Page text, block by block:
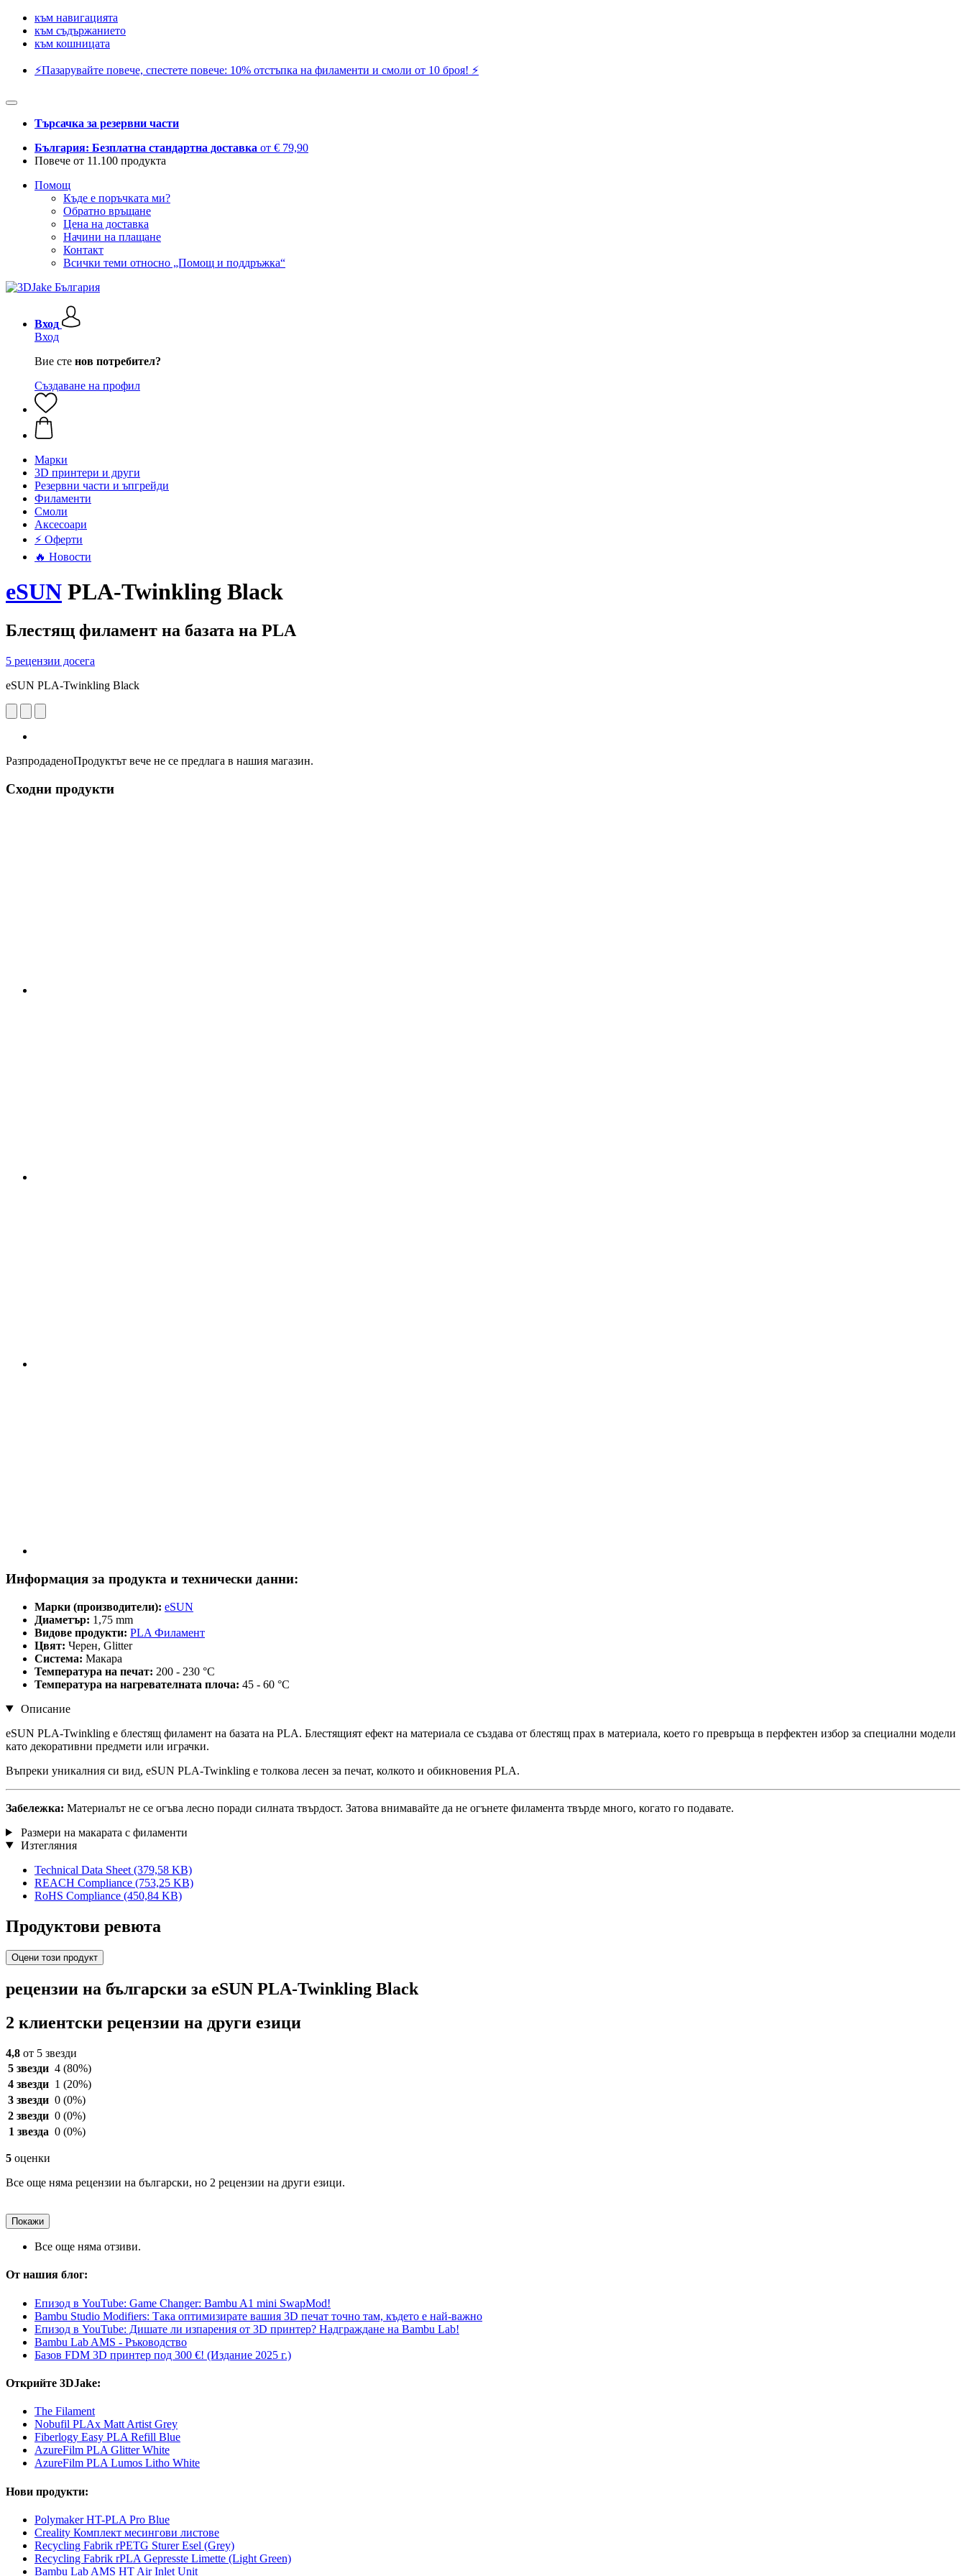
към навигацията
към съдържанието
към кошницата
⚡️Пазарувайте повече, спестете повече: 10% отстъпка на филаменти и смоли от 10 броя! ⚡️
Търсачка за резервни части
България: Безплатна стандартна доставка от € 79,90
Повече от 11.100 продукта
Помощ
Къде е поръчката ми?
Обратно връщане
Цена на доставка
Начини на плащане
Контакт
Всички теми относно „Помощ и поддръжка“
Вход
Вход
Вие сте нов потребител?
Създаване на профил
Mарки
3D принтери и други
Резервни части и ъпгрейди
Филаменти
Смоли
Аксесоари
⚡ Оферти
🔥 Новости
eSUN PLA-Twinkling Black
Блестящ филамент на базата на PLA
5 рецензии досега
eSUN PLA-Twinkling Black
РазпродаденоПродуктът вече не се предлага в нашия магазин.
Сходни продукти
Информация за продукта и технически данни:
Марки (производители): eSUN
Диаметър: 1,75 mm
Видове продукти: PLA Филамент
Цвят: Черен, Glitter
Система: Макара
Температура на печат: 200 - 230 °C
Температура на нагревателната плоча: 45 - 60 °C
Описание
eSUN PLA-Twinkling е блестящ филамент на базата на PLA. Блестящият ефект на материала се създава от блестящ прах в материала, което го превръща в перфектен избор за специални модели
като декоративни предмети или играчки.
Въпреки уникалния си вид, eSUN PLA-Twinkling е толкова лесен за печат, колкото и обикновения PLA.
Забележка: Материалът не се огъва лесно поради силната твърдост. Затова внимавайте да не огънете филамента твърде много, когато го подавате.
Размери на макарата с филаменти
Изтегляния
Technical Data Sheet (379,58 KB)
REACH Compliance (753,25 KB)
RoHS Compliance (450,84 KB)
Продуктови ревюта
Оцени този продукт
рецензии на български за eSUN PLA-Twinkling Black
2 клиентски рецензии на други езици
4,8 от 5 звезди
5 звезди 4 (80%)
4 звезди 1 (20%)
3 звезди 0 (0%)
2 звезди 0 (0%)
1 звезда 0 (0%)
5 оценки
Все още няма рецензии на български, но 2 рецензии на други езици.
Покажи
Все още няма отзиви.
От нашия блог:
Епизод в YouTube: Game Changer: Bambu A1 mini SwapMod!
Bambu Studio Modifiers: Така оптимизирате вашия 3D печат точно там, където е най-важно
Епизод в YouTube: Дишате ли изпарения от 3D принтер? Надграждане на Bambu Lab!
Bambu Lab AMS - Ръководство
Базов FDM 3D принтер под 300 €! (Издание 2025 г.)
Открийте 3DJake:
The Filament
Nobufil PLAx Matt Artist Grey
Fiberlogy Easy PLA Refill Blue
AzureFilm PLA Glitter White
AzureFilm PLA Lumos Litho White
Нови продукти:
Polymaker HT-PLA Pro Blue
Creality Комплект месингови листове
Recycling Fabrik rPETG Sturer Esel (Grey)
Recycling Fabrik rPLA Gepresste Limette (Light Green)
Bambu Lab AMS HT Air Inlet Unit